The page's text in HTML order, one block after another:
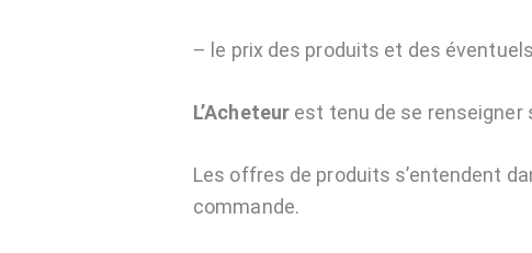
– le prix des produits et des
L’Acheteur est tenu de se renseigner
Les offres de produits s’entendent
commande.